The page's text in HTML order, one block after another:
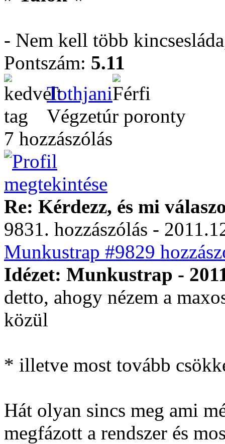
- Nem kell több
Pontszám: 5.11
Tothjani
Végzetúr poronty
7 hozzászólás
Re: Kérdezz, és mi
9831. hozzászólás -
Munkustrap #9829
Idézet: Munkustrap -
detto, ahogy nézem a
közül
* illetve most tovább
Hát olyan sincs meg ami
megfázott a rendszer és